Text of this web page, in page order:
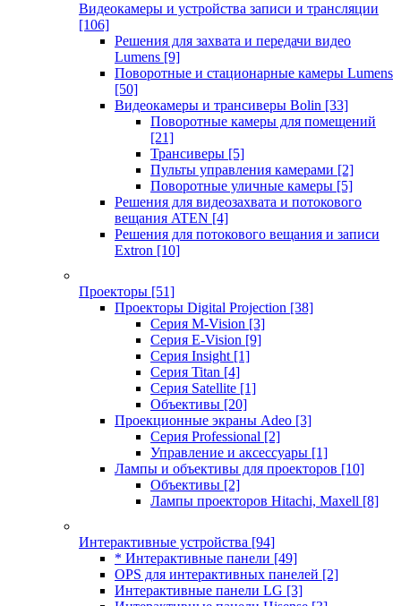
Видеокамеры и устройства записи и трансляции
[106]
Решения для захвата и передачи видео
Lumens [9]
Поворотные и стационарные камеры Lumens
[50]
Видеокамеры и трансиверы Bolin [33]
Поворотные камеры для помещений
[21]
Трансиверы [5]
Пульты управления камерами [2]
Поворотные уличные камеры [5]
Решения для видеозахвата и потокового
вещания ATEN [4]
Решения для потокового вещания и записи
Extron [10]
Проекторы [51]
Проекторы Digital Projection [38]
Серия M-Vision [3]
Серия E-Vision [9]
Серия Insight [1]
Серия Titan [4]
Серия Satellite [1]
Объективы [20]
Проекционные экраны Adeo [3]
Серия Professional [2]
Управление и аксессуары [1]
Лампы и объективы для проекторов [10]
Объективы [2]
Лампы проекторов Hitachi, Maxell [8]
Интерактивные устройства [94]
* Интерактивные панели [49]
OPS для интерактивных панелей [2]
Интерактивные панели LG [3]